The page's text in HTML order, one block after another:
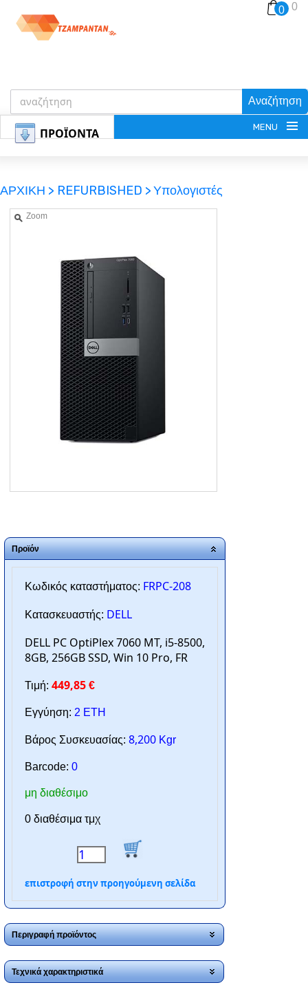
Αναζήτηση
0 0
ΠΡΟΪΟΝΤΑ MENU
ΚΑΛΑΘΙ-ΑΓΟΡΩΝ
ΠΟΙΟΙ ΕΙΜΑΣΤΕ
ΕΠΙΚΟΙΝΩΝΙΑ
ΑΡΧΙΚΗ > REFURBISHED >Υπολογιστές
Zoom
Προϊόν
Κωδικός καταστήματος: FRPC-208
Κατασκευαστής: DELL
DELL PC OptiPlex 7060 MT, i5-8500,
8GB, 256GB SSD, Win 10 Pro, FR
Τιμή: 449,85 €
Εγγύηση: 2 ΕΤΗ
Βάρος Συσκευασίας: 8,200 Kgr
Barcode: 0
μη διαθέσιμο
0 διαθέσιμα τμχ
επιστροφή στην προηγούμενη σελίδα
Περιγραφή προϊόντος
Τεχνικά χαρακτηριστικά